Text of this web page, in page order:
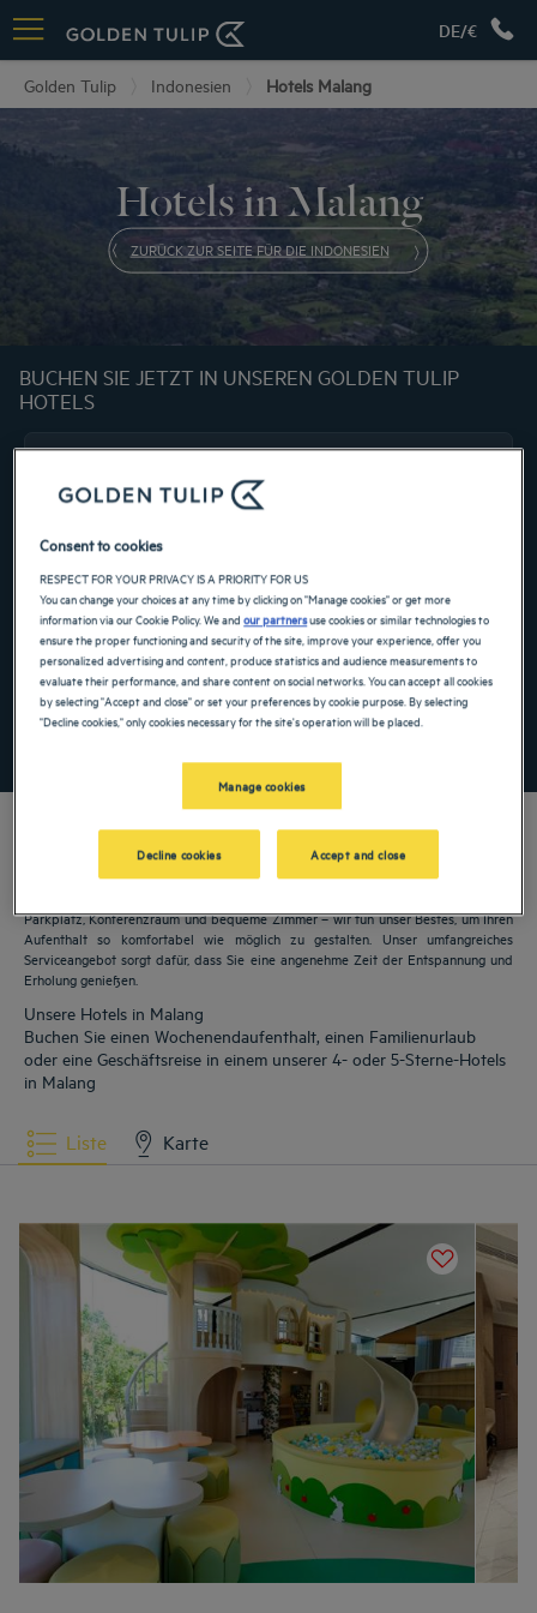
DE/€
Golden Tulip Indonesien Hotels Malang
Hotels in Malang
ZURÜCK ZUR SEITE FÜR DIE INDONESIEN
BUCHEN SIE JETZT IN UNSEREN GOLDEN TULIP
HOTELS
Navigate forward to interact with the calendar and select a date. Press the
Navigate backward to interact with the
FINDEN SIE EIN HOTEL
Spezialcode hinzufügen
Parkplatz, Konferenzraum und bequeme Zimmer – wir tun unser Bestes, um Ihren
Aufenthalt so komfortabel wie möglich zu gestalten. Unser umfangreiches
Serviceangebot sorgt dafür, dass Sie eine angenehme Zeit der Entspannung und
Erholung genießen.
Unsere Hotels in Malang
Buchen Sie einen Wochenendaufenthalt, einen Familienurlaub
oder eine Geschäftsreise in einem unserer 4- oder 5-Sterne-Hotels
in Malang
Liste Karte
Consent to cookies
RESPECT FOR YOUR PRIVACY IS A PRIORITY FOR US
You can change your choices at any time by clicking on "Manage cookies" or get more
information via our Cookie Policy. We andour partnersuse cookies or similar technologies to
ensure the proper functioning and security of the site, improve your experience, offer you
personalized advertising and content, produce statistics and audience measurements to
evaluate their performance, and share content on social networks. You can accept all cookies
by selecting "Accept and close" or set your preferences by cookie purpose. By selecting
"Decline cookies," only cookies necessary for the site's operation will be placed.
Manage cookies
Decline cookies Accept and close